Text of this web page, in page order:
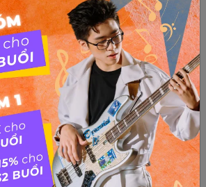
KHÔNG ĐAU TAY KHI TẬP
tập đàn, đau tay luôn là vấn đề nan
phổ biến. Nhưng cũng đừng lo lắng quá,
giúp bạn thích nghi với những dây đàn
bị đau. 1. Tinh...